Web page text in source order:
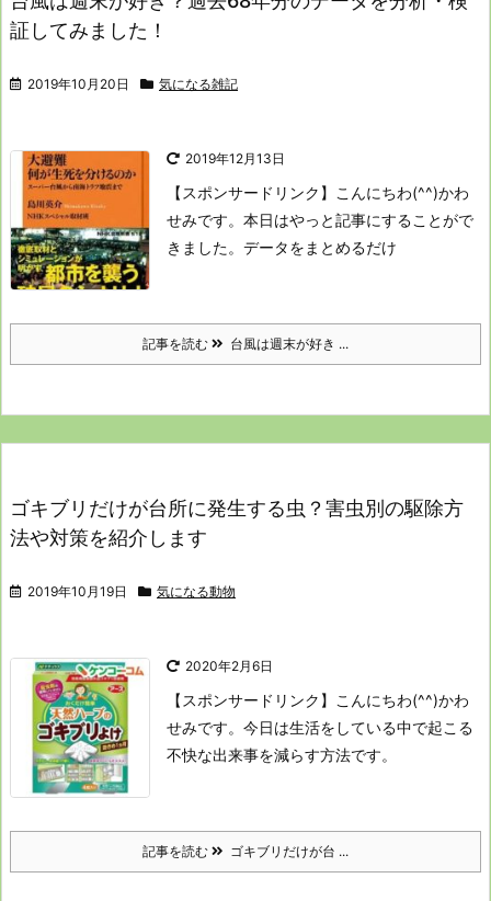
証してみました！
2019年10月20日 気になる雑記
2019年12月13日
【スポンサードリンク】
こんにちわ(^^)かわ
せみです。 本日はやっと記事にすることがで
きました。 データをまとめるだけ
記事を読む 台風は週末が好き ...
ゴキブリだけが台所に発生する虫？害虫別の駆除方
法や対策を紹介します
2019年10月19日 気になる動物
2020年2月6日
【スポンサードリンク】
こんにちわ(^^)かわ
せみです。 今日は生活をしている中で起こる
不快な出来事を減らす方法です。
記事を読む ゴキブリだけが台 ...